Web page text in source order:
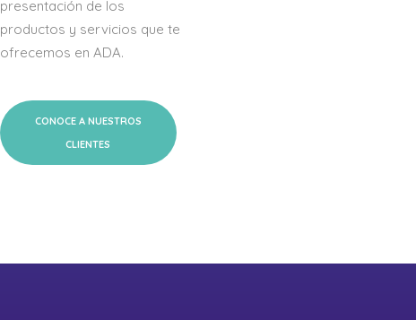
presentación de los
productos y servicios que te
ofrecemos en ADA.
CONOCE A NUESTROS
CLIENTES